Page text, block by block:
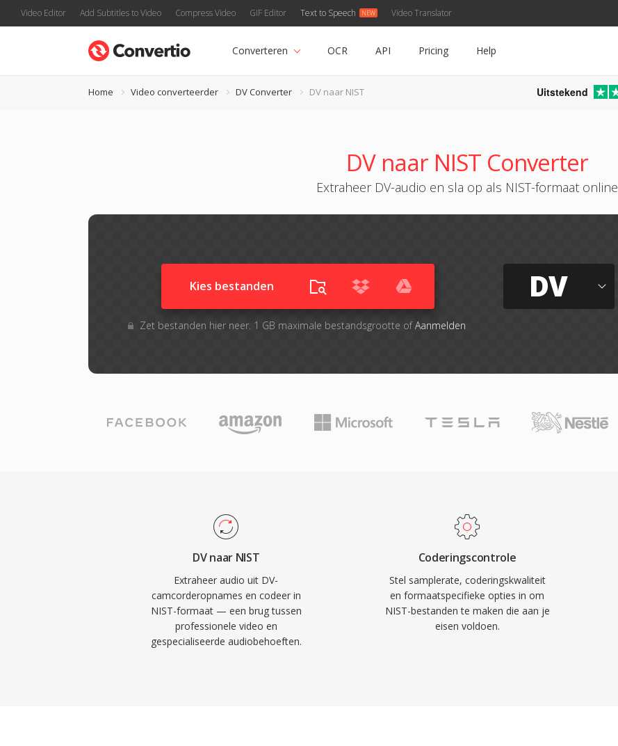
Video Editor Add Subtitles to Video Compress Video GIF Editor Text to Speech Video Translator
Converteren OCR API Pricing Help
Home Video converteerder DV Converter DV naar NIST Uitstekend
DV naar NIST Converter
Extraheer DV-audio en sla op als NIST-formaat online
Kies bestanden
Zet bestanden hier neer. 1 GB maximale bestandsgrootte ofAanmelden
DV
DV naar NIST
Extraheer audio uit DV-
camcorderopnames en codeer in
NIST-formaat — een brug tussen
professionele video en
gespecialiseerde audiobehoeften.
Coderingscontrole
Stel samplerate, coderingskwaliteit
en formaatspecifieke opties in om
NIST-bestanden te maken die aan je
eisen voldoen.